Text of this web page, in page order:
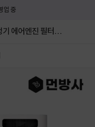
업 중
에어엔진 필터세